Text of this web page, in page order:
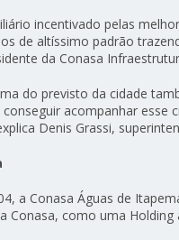
incentivado pelas
de altíssimo padrão
da Conasa
do previsto da cidade
acompanhar
Denis Grassi,
a Conasa Águas de
Conasa, como uma